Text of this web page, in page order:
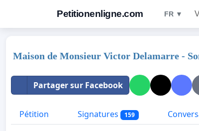
Petitionenligne.com FR ▼
Maison de Monsieur Victor Delamarre -
Partager sur Facebook
Pétition Signatures 159